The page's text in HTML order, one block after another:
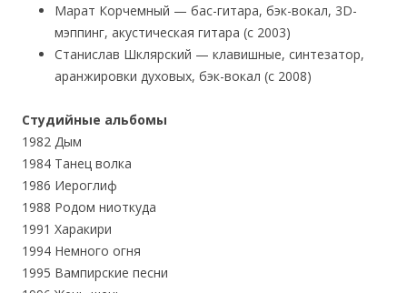
Марат Корчемный — бас-гитара, бэк-вокал, 3D-
мэппинг, акустическая гитара (с 2003)
Станислав Шклярский — клавишные, синтезатор,
аранжировки духовых, бэк-вокал (с 2008)
Студийные альбомы
1982 Дым
1984 Танец волка
1986 Иероглиф
1988 Родом ниоткуда
1991 Харакири
1994 Немного огня
1995 Вампирские песни